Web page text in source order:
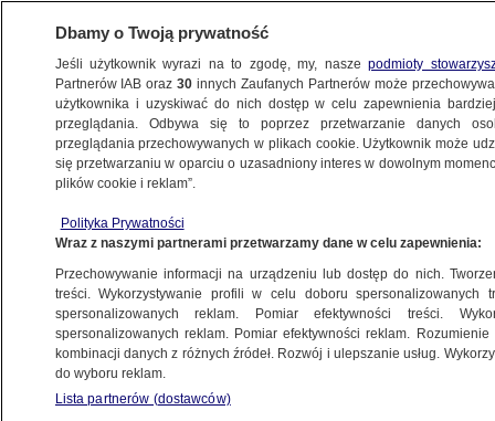
ŚWIAT
zniknęło 40 procent sprzętu
20.09.2024, 06:41
Udostępnij
Dbamy o Twoją prywatność
Jeśli użytkownik wyrazi na to zgodę, my, naszepodmioty
Partnerów IAB oraz30 innych Zaufanych Partnerów może
użytkownika i uzyskiwać do nich dostęp w celu zapewnienia
przeglądania. Odbywa się to poprzez przetwarzanie danych
przeglądania przechowywanych w plikach cookie. Użytkownik może
się przetwarzaniu w oparciu o uzasadniony interes w dowolnym
plików cookie i reklam”.
Polityka Prywatności
Wraz z naszymi partnerami przetwarzamy dane w celu zapewnienia:
Przechowywanie informacji na urządzeniu lub dostęp do nich.
treści. Wykorzystywanie profili w celu doboru spersonalizowanych
spersonalizowanych reklam. Pomiar efektywności treści.
spersonalizowanych reklam. Pomiar efektywności reklam.
kombinacji danych z różnych źródeł. Rozwój i ulepszanie usług.
do wyboru reklam.
Lista partnerów (dostawców)